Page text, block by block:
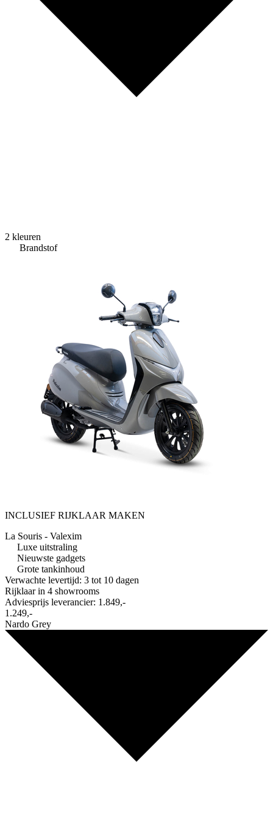
2 kleuren
Brandstof
INCLUSIEF RIJKLAAR MAKEN
La Souris - Valexim
Luxe uitstraling
Nieuwste gadgets
Grote tankinhoud
Verwachte levertijd: 3 tot 10 dagen
Rijklaar in 4 showrooms
Adviesprijs leverancier: 1.849,-
1.249,-
Nardo Grey